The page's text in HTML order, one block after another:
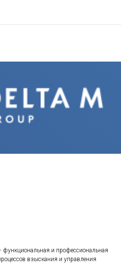
функциональная и профессиональная
взыскания и управления